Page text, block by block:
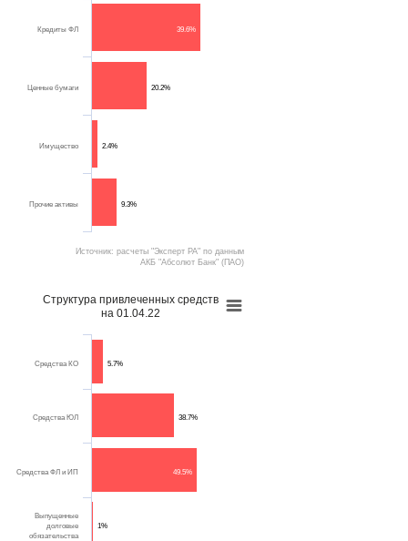
39.6%
20.2%
2.4%
9.3%
Кредиты ФЛ
Ценные бумаги
Имущество
Прочие активы
Источник: расчеты "Эксперт РА" по данным
АКБ "Абсолют Банк" (ПАО)
Структура привлеченных средств
на 01.04.22
5.7%
38.7%
49.5%
1%
Средства КО
Средства ЮЛ
Средства ФЛ и ИП
Выпущенные
долговые
обязательства